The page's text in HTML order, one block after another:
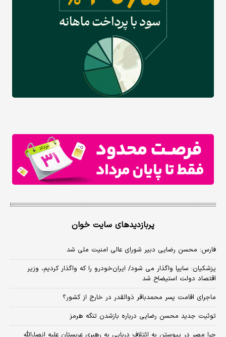
پربازدیدهای سایت خوان
فارس: محسن رضایی دبیر شورای عالی امنیت ملی شد
پزشکیان: سایپا واگذار می شود/ ایران‌خودرو را که واگذار کردیم، وزیر
اقتصاد دولت استیضاح شد
ماجرای اقامت پسر محمدباقر ذوالقدر در خارج از کشور؟
توئیت جدید محسن رضایی درباره بازشدن تنگه هرمز
چرا مصر در پیوستن به ائتلاف دریایی به رهبری عربستان علیه انصارالله